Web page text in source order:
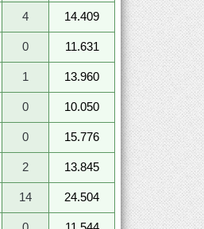
4
14.409
0
11.631
1
13.960
0
10.050
0
15.776
2
13.845
14
24.504